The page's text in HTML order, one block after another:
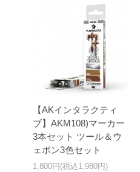
【AKインタラクティ
ブ】AKM108)マーカー
3本セット ツール＆ウ
ェポン3色セット
1,800円(税込1,980円)